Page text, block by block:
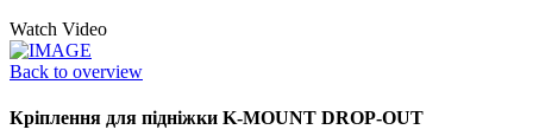
Watch Video
Back to overview
Кріплення для підніжки K-MOUNT DROP-OUT